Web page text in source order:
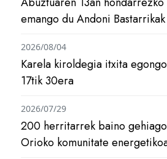
emango du Andoni Bastarrikak
Karela kiroldegia itxita
17tik 30era
2026/08/04
200 herritarrek baino
Orioko komunitate
2026/07/29